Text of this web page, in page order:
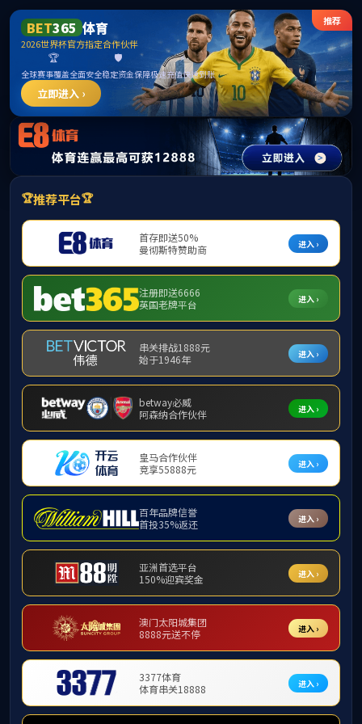
365英国上市公司(CHN-VIP认证)官网|Official
Website
提示：访问地址无效，allen-bradley-powerflex-700-20bd5p0a0aynanc0
找不到对应的栏目！
首页